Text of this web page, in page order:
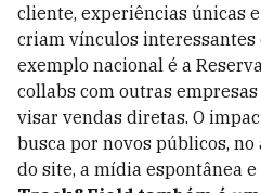
cliente, experiências únicas
criam vínculos interessantes
exemplo nacional é a
collabs com outras
visar vendas diretas. O
busca por novos públicos,
do site, a mídia espontânea e